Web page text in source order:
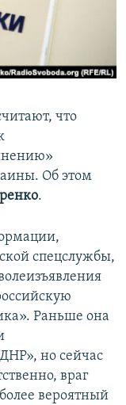
что
Об этом
.
спецслужбы,
Раньше она
но сейчас
враг
вероятный